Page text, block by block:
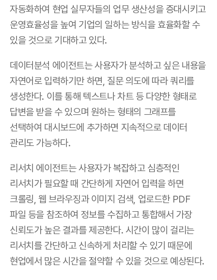
자동화하여 현업 실무자들의 업무 생산성을 증대시키고
운영효율성을 높여 기업의 일하는 방식을 효율화할 수
있을 것으로 기대하고 있다.
데이터분석 에이전트는 사용자가 분석하고 싶은 내용을
자연어로 입력하기만 하면, 질문 의도에 따라 쿼리를
생성한다. 이를 통해 텍스트나 차트 등 다양한 형태로
답변을 받을 수 있으며 원하는 형태의 그래프를
선택하여 대시보드에 추가하면 지속적으로 데이터
관리도 가능하다.
리서치 에이전트는 사용자가 복잡하고 심층적인
리서치가 필요할 때 간단하게 자연어 입력을 하면
크롤링, 웹 브라우징과 이미지 검색, 업로드한 PDF
파일 등을 참조하여 정보를 수집하고 통합해서 가장
신뢰도가 높은 결과를 제공한다. 시간이 많이 걸리는
리서치를 간단하고 신속하게 처리할 수 있기 때문에
현업에서 많은 시간을 절약할 수 있을 것으로 예상된다.